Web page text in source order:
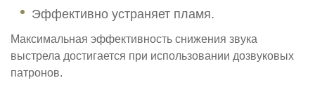
Эффективно устраняет пламя.
Максимальная эффективность снижения звука
выстрела достигается при использовании дозвуковых
патронов.